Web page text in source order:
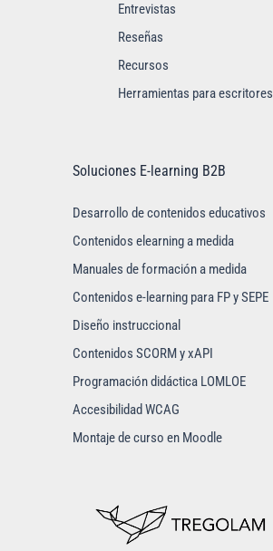
Entrevistas
Reseñas
Recursos
Herramientas para escritores
Soluciones E-learning B2B
Desarrollo de contenidos educativos
Contenidos elearning a medida
Manuales de formación a medida
Contenidos e-learning para FP y SEPE
Diseño instruccional
Contenidos SCORM y xAPI
Programación didáctica LOMLOE
Accesibilidad WCAG
Montaje de curso en Moodle